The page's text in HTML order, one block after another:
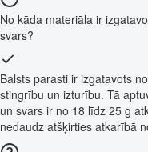
No kāda materiāla ir
svars?
Balsts parasti ir izgatavots
stingrību un izturību. Tā
un svars ir no 18 līdz 25 g
nedaudz atšķirties atkarībā